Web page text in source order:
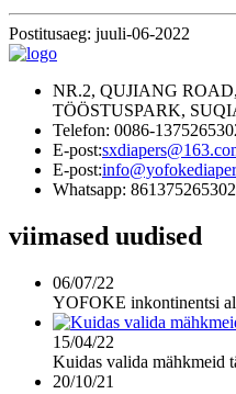
Postitusaeg: juuli-06-2022
NR.2, QUJIANG
TÖÖSTUSPARK,
Telefon: 0086-
E-post:
E-post:
Whatsapp:
viimased uudised
06/07/22
YOFOKE inkontinentsi
15/04/22
Kuidas valida mähkmeid
20/10/21